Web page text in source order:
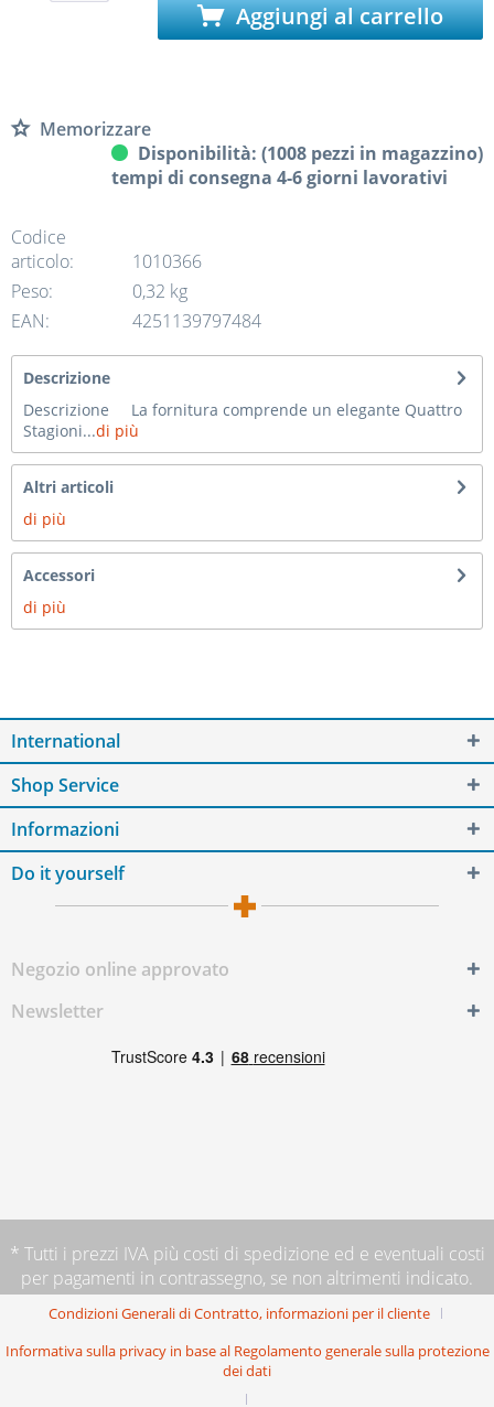
Aggiungi al carrello
Memorizzare
Disponibilità: (1008 pezzi in magazzino)
tempi di consegna 4-6 giorni lavorativi
Codice
articolo:
1010366
Peso:
0,32 kg
EAN:
4251139797484
Descrizione
Descrizione La fornitura comprende un elegante Quattro
Stagioni...di più
Altri articoli
di più
Accessori
di più
International
Shop Service
Informazioni
Do it yourself
Negozio online approvato
Newsletter
* Tutti i prezzi IVA più costi di spedizione ed e eventuali costi
per pagamenti in contrassegno, se non altrimenti indicato.
Condizioni Generali di Contratto, informazioni per il cliente
Informativa sulla privacy in base al Regolamento generale sulla protezione
dei dati